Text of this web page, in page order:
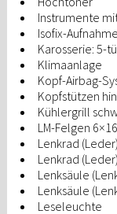
Instrumente
Isofix-
Karosserie: 5-
Klimaanlage
Kopf-Airbag-
Kopfstützen
Kühlergrill
LM-Felgen 6×16
Lenkrad (Leder)
Lenkrad
Lenksäule
Lenksäule
Leseleuchte